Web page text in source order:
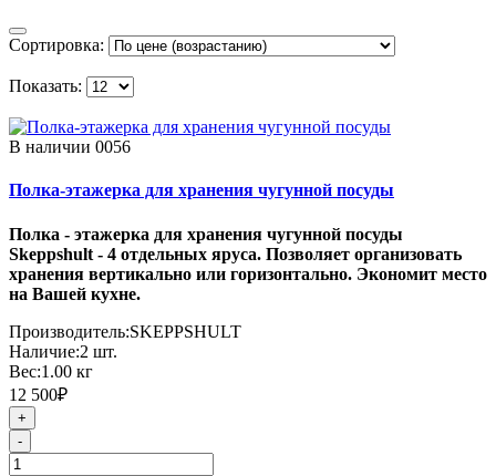
Сортировка:
Показать:
В наличии 0056
Полка-этажерка для хранения чугунной посуды
Полка - этажерка для хранения чугунной посуды
Skeppshult - 4 отдельных яруса. Позволяет организовать
хранения вертикально или горизонтально. Экономит место
на Вашей кухне.
Производитель:SKEPPSHULT
Наличие:2 шт.
Вес:1.00 кг
12 500₽
+
-